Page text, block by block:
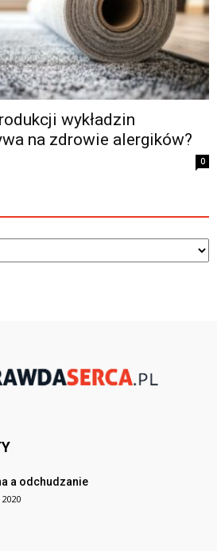
wykładzin
na zdrowie alergików?
0
a odchudzanie